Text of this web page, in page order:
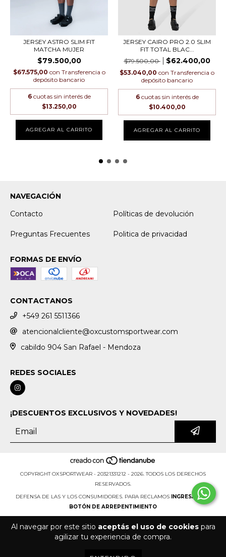
Al navegar por este sitio aceptás el uso de cookiespara
agilizar tu experiencia de compra.
JERSEY ASTRO SLIM FIT
MATCHA MUJER
$79.500,00
$67.575,00 con Transferencia o
depósito bancario
6 cuotas sin interés de
$13.250,00
AGREGAR AL CARRITO
JERSEY CAIRO PRO 2.0 SLIM
FIT TOTAL BLAC...
$79.500,00
$62.400,00
$53.040,00 con Transferencia o
depósito bancario
6 cuotas sin interés de
$10.400,00
AGREGAR AL CARRITO
NAVEGACIÓN
Contacto
Políticas de devolución
Preguntas Frecuentes Politica de privacidad
FORMAS DE ENVÍO
CONTACTANOS
+549 261 5511366
atencionalcliente@oxcustomsportwear.com
cabildo 904 San Rafael - Mendoza
REDES SOCIALES
¡DESCUENTOS EXCLUSIVOS Y NOVEDADES!
COPYRIGHT OXSPORTWEAR - 20321331212 - 2026. TODOS LOS DERECHOS
RESERVADOS.
DEFENSA DE LAS Y LOS CONSUMIDORES. PARA RECLAMOS INGRESÁ ACÁ.
BOTÓN DE ARREPENTIMIENTO